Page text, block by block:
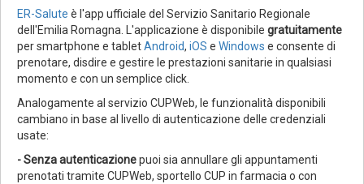
ER-Salute è l'app ufficiale del Servizio Sanitario Regionale
dell'Emilia Romagna. L'applicazione è disponibile gratuitamente
per smartphone e tabletAndroid, iOS e Windows e consente di
prenotare, disdire e gestire le prestazioni sanitarie in qualsiasi
momento e con un semplice click.
Analogamente al servizio CUPWeb, le funzionalità disponibili
cambiano in base al livello di autenticazione delle credenziali
usate:
- Senza autenticazionepuoi sia annullare gli appuntamenti
prenotati tramite CUPWeb, sportello CUP in farmacia o con